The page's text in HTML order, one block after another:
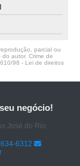
parcial ou
autor. Crime de
98 - Lei de direitos
negócio!
José do Rio
6312